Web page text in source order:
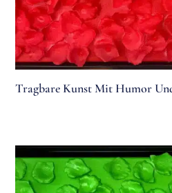
Tragbare Kunst Mit Humor